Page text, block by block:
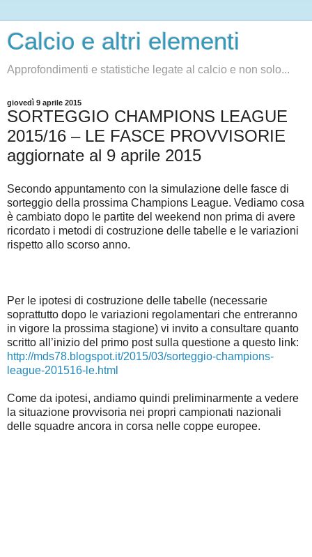
Calcio e altri elementi
Approfondimenti e statistiche legate al calcio e non solo...
giovedì 9 aprile 2015
SORTEGGIO CHAMPIONS LEAGUE
2015/16 – LE FASCE PROVVISORIE
aggiornate al 9 aprile 2015
Secondo appuntamento con la simulazione delle fasce di
sorteggio della prossima Champions League. Vediamo cosa
è cambiato dopo le partite del weekend non prima di avere
ricordato i metodi di costruzione delle tabelle e le variazioni
rispetto allo scorso anno.
Per le ipotesi di costruzione delle tabelle (necessarie
soprattutto dopo le variazioni regolamentari che entreranno
in vigore la prossima stagione) vi invito a consultare quanto
scritto all’inizio del primo post sulla questione a questo link:
http://mds78.blogspot.it/2015/03/sorteggio-champions-
league-201516-le.html
Come da ipotesi, andiamo quindi preliminarmente a vedere
la situazione provvisoria nei propri campionati nazionali
delle squadre ancora in corsa nelle coppe europee.